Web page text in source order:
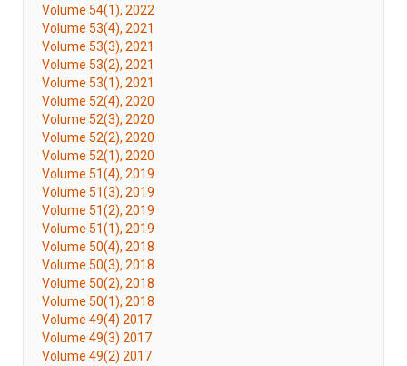
Volume 54(1), 2022
Volume 53(4), 2021
Volume 53(3), 2021
Volume 53(2), 2021
Volume 53(1), 2021
Volume 52(4), 2020
Volume 52(3), 2020
Volume 52(2), 2020
Volume 52(1), 2020
Volume 51(4), 2019
Volume 51(3), 2019
Volume 51(2), 2019
Volume 51(1), 2019
Volume 50(4), 2018
Volume 50(3), 2018
Volume 50(2), 2018
Volume 50(1), 2018
Volume 49(4) 2017
Volume 49(3) 2017
Volume 49(2) 2017